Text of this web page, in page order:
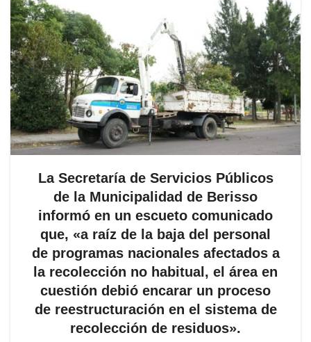
La Secretaría de Servicios Públicos
de la Municipalidad de Berisso
informó en un escueto comunicado
que, «a raíz de la baja del personal
de programas nacionales afectados a
la recolección no habitual, el área en
cuestión debió encarar un proceso
de reestructuración en el sistema de
recolección de residuos».